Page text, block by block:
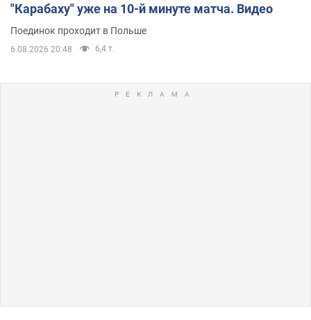
"Карабаху" уже на 10-й минуте матча. Видео
Поединок проходит в Польше
6.08.2026 20:48 6,4 т.